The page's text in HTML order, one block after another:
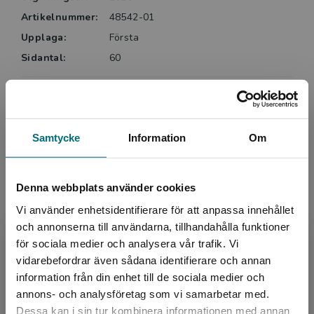
Samtycke Information Om
Denna webbplats använder cookies
Vi använder enhetsidentifierare för att anpassa innehållet
och annonserna till användarna, tillhandahålla funktioner
för sociala medier och analysera vår trafik. Vi
vidarebefordrar även sådana identifierare och annan
information från din enhet till de sociala medier och
annons- och analysföretag som vi samarbetar med.
Dessa kan i sin tur kombinera informationen med annan
Begränsad fraktregion
Artikelnummer:
48542-01
Upplaga:
Första
Sidantal:
60
Upphovspersoner
Författare
Mia Kim